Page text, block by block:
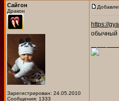
Сайгон
Дракон
Зарегистрирован: 24.05.2010
Сообщения: 1333
https://
обычный